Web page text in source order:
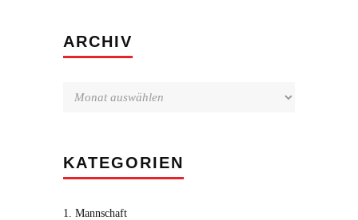
ARCHIV
KATEGORIEN
1. Mannschaft